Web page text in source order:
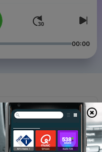
zelf en met gastwat
00:00
Keytoe X